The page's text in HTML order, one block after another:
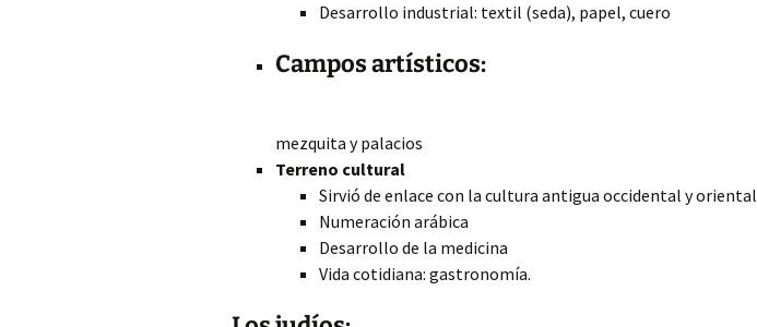
Desarrollo industrial: textil (seda), papel, cuero
Campos artísticos:
mezquita y palacios
Terreno cultural
Sirvió de enlace con la cultura antigua occidental y oriental
Numeración arábica
Desarrollo de la medicina
Vida cotidiana: gastronomía.